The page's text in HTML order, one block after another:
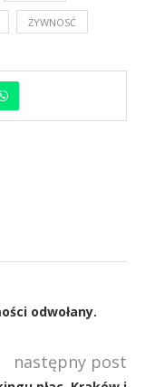
ŻYWNOSĆ
odwołany.
następny post